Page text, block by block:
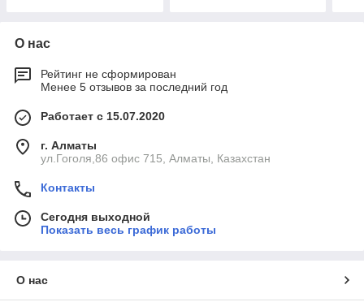
О нас
Рейтинг не сформирован
Менее 5 отзывов за последний год
Работает с 15.07.2020
г. Алматы
ул.Гоголя,86 офис 715, Алматы, Казахстан
Контакты
Сегодня выходной
Показать весь график работы
О нас